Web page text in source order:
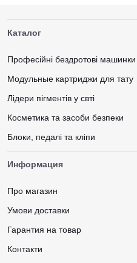
Каталог
Професійні бездротові машинки
Модульные картриджи для тату
Лідери пігментів у свті
Косметика та засоби безпеки
Блоки, педалі та кліпи
Информация
Про магазин
Умови доставки
Гарантия на товар
Контакти